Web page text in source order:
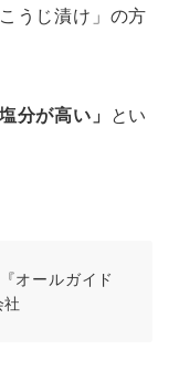
うじ漬け」の方
分が高い」 とい
オールガイド